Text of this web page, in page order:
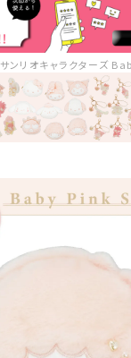
サンリオキャラクターズ